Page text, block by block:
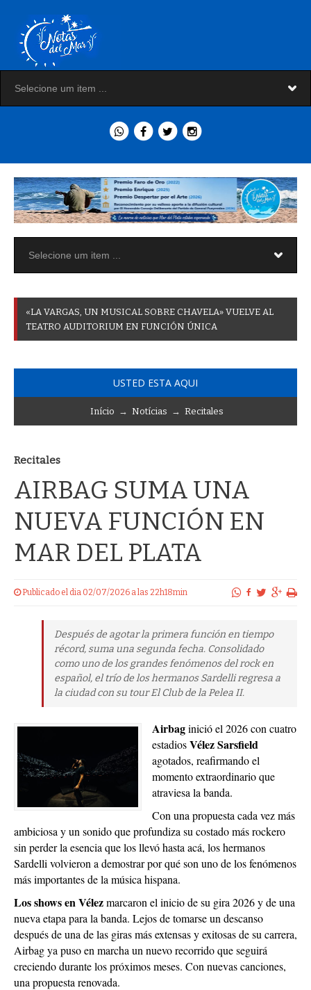
«LA VARGAS UN MUSICAL SOBRE CHAVELA» VUELVE AL
TEATRO AUDITORIUM EN FUNCIÓN ÚNICA
USTED ESTA AQUI
Início → Notícias → Recitales
Recitales
AIRBAG SUMA UNA
NUEVA FUNCIÓN EN
MAR DEL PLATA
Publicado el dia 02/07/2026 a las 22h18min
Después de agotar la primera función en tiempo
récord, suma una segunda fecha. Consolidado
como uno de los grandes fenómenos del rock en
español, el trío de los hermanos Sardelli regresa a
la ciudad con su tour El Club de la Pelea II.
Airbaginició el 2026 con cuatro
estadiosVélez Sarsfield
agotados, reafirmando el
momento extraordinario que
atraviesa la banda.
Con una propuesta cada vez más
ambiciosa y un sonido que profundiza su costado más rockero
sin perder la esencia que los llevó hasta acá, los hermanos
Sardelli volvieron a demostrar por qué son uno de los fenómenos
más importantes de la música hispana.
Los shows en Vélezmarcaron el inicio de su gira 2026 y de una
nueva etapa para la banda. Lejos de tomarse un descanso
después de una de las giras más extensas y exitosas de su carrera,
Airbag ya puso en marcha un nuevo recorrido que seguirá
creciendo durante los próximos meses. Con nuevas canciones,
una propuesta renovada.